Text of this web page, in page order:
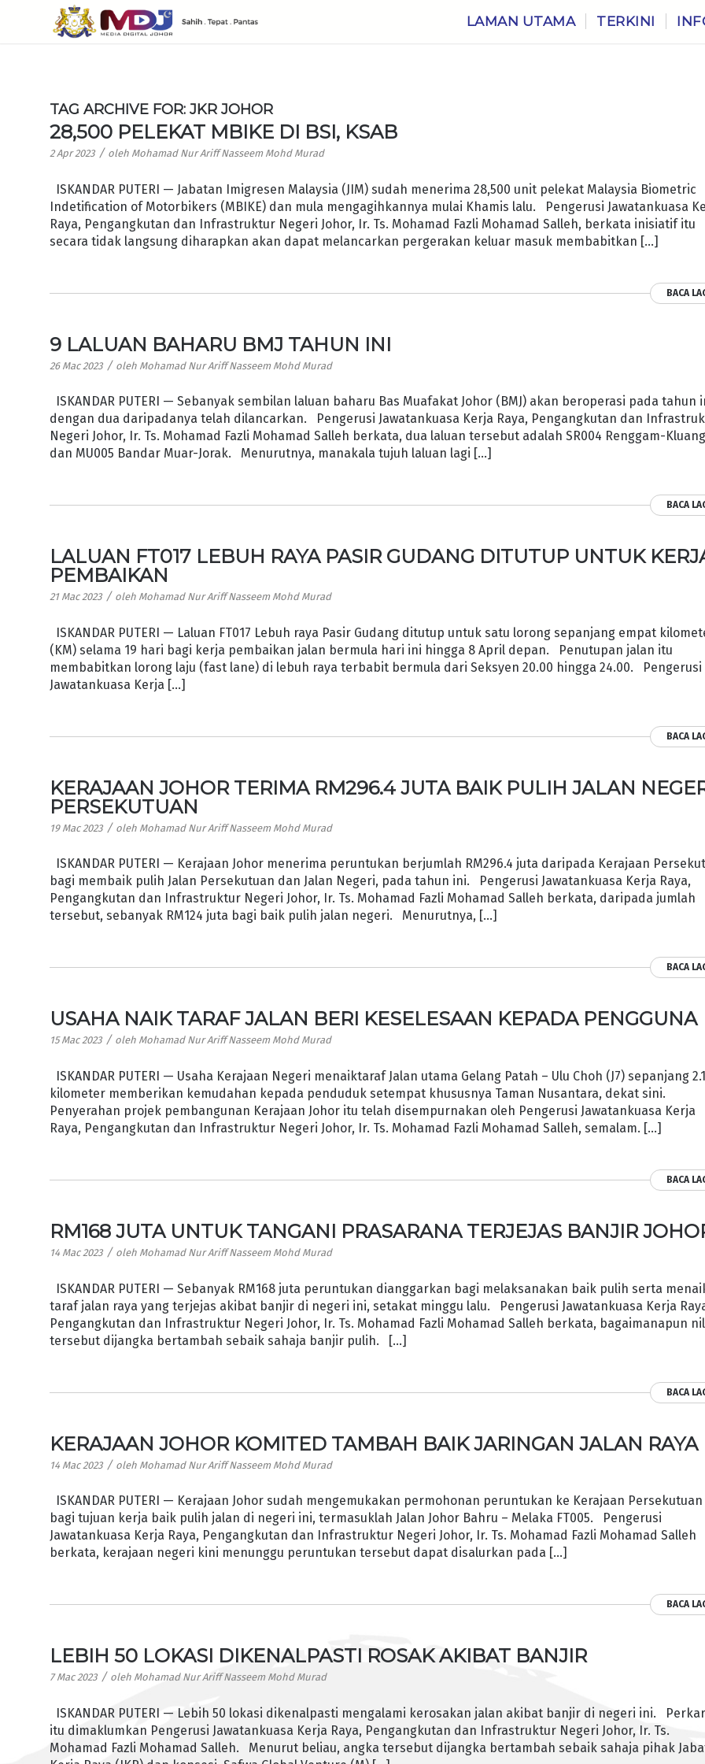
LAMAN UTAMA TERKINI
TAG ARCHIVE FOR:JKR JOHOR
28,500 PELEKAT MBIKE DI BSI, KSAB
2 Apr 2023 / oleh Mohamad Nur Ariff Nasseem Mohd Murad
ISKANDAR PUTERI — Jabatan Imigresen Malaysia (JIM) sudah menerima 28,500 unit pelekat Malaysia Biometric
Indetification of Motorbikers (MBIKE) dan mula mengagihkannya mulai Khamis lalu. Pengerusi Jawatankuasa
Raya, Pengangkutan dan Infrastruktur Negeri Johor, Ir. Ts. Mohamad Fazli Mohamad Salleh, berkata inisiatif itu
secara tidak langsung diharapkan akan dapat melancarkan pergerakan keluar masuk membabitkan […]
BACA
9 LALUAN BAHARU BMJ TAHUN INI
26 Mac 2023 / oleh Mohamad Nur Ariff Nasseem Mohd Murad
ISKANDAR PUTERI — Sebanyak sembilan laluan baharu Bas Muafakat Johor (BMJ) akan beroperasi pada tahun
dengan dua daripadanya telah dilancarkan. Pengerusi Jawatankuasa Kerja Raya, Pengangkutan dan
Negeri Johor, Ir. Ts. Mohamad Fazli Mohamad Salleh berkata, dua laluan tersebut adalah SR004 Renggam-Kluang
dan MU005 Bandar Muar-Jorak. Menurutnya, manakala tujuh laluan lagi […]
BACA
LALUAN FT017 LEBUH RAYA PASIR GUDANG DITUTUP UNTUK
PEMBAIKAN
21 Mac 2023 / oleh Mohamad Nur Ariff Nasseem Mohd Murad
ISKANDAR PUTERI — Laluan FT017 Lebuh raya Pasir Gudang ditutup untuk satu lorong sepanjang empat
(KM) selama 19 hari bagi kerja pembaikan jalan bermula hari ini hingga 8 April depan. Penutupan jalan itu
membabitkan lorong laju (fast lane) di lebuh raya terbabit bermula dari Seksyen 20.00 hingga 24.00. Pengerusi
Jawatankuasa Kerja […]
BACA
KERAJAAN JOHOR TERIMA RM296.4 JUTA BAIK PULIH JALAN
PERSEKUTUAN
19 Mac 2023 / oleh Mohamad Nur Ariff Nasseem Mohd Murad
ISKANDAR PUTERI — Kerajaan Johor menerima peruntukan berjumlah RM296.4 juta daripada Kerajaan
bagi membaik pulih Jalan Persekutuan dan Jalan Negeri, pada tahun ini. Pengerusi Jawatankuasa Kerja Raya,
Pengangkutan dan Infrastruktur Negeri Johor, Ir. Ts. Mohamad Fazli Mohamad Salleh berkata, daripada jumlah
tersebut, sebanyak RM124 juta bagi baik pulih jalan negeri. Menurutnya, […]
BACA
USAHA NAIK TARAF JALAN BERI KESELESAAN KEPADA PENGGUNA
15 Mac 2023 / oleh Mohamad Nur Ariff Nasseem Mohd Murad
ISKANDAR PUTERI — Usaha Kerajaan Negeri menaiktaraf Jalan utama Gelang Patah – Ulu Choh (J7) sepanjang
kilometer memberikan kemudahan kepada penduduk setempat khususnya Taman Nusantara, dekat sini.
Penyerahan projek pembangunan Kerajaan Johor itu telah disempurnakan oleh Pengerusi Jawatankuasa Kerja
Raya, Pengangkutan dan Infrastruktur Negeri Johor, Ir. Ts. Mohamad Fazli Mohamad Salleh, semalam. […]
BACA
RM168 JUTA UNTUK TANGANI PRASARANA TERJEJAS BANJIR
14 Mac 2023 / oleh Mohamad Nur Ariff Nasseem Mohd Murad
ISKANDAR PUTERI — Sebanyak RM168 juta peruntukan dianggarkan bagi melaksanakan baik pulih serta
taraf jalan raya yang terjejas akibat banjir di negeri ini, setakat minggu lalu. Pengerusi Jawatankuasa Kerja
Pengangkutan dan Infrastruktur Negeri Johor, Ir. Ts. Mohamad Fazli Mohamad Salleh berkata, bagaimanapun
tersebut dijangka bertambah sebaik sahaja banjir pulih. […]
BACA
KERAJAAN JOHOR KOMITED TAMBAH BAIK JARINGAN JALAN RAYA
14 Mac 2023 / oleh Mohamad Nur Ariff Nasseem Mohd Murad
ISKANDAR PUTERI — Kerajaan Johor sudah mengemukakan permohonan peruntukan ke Kerajaan Persekutuan
bagi tujuan kerja baik pulih jalan di negeri ini, termasuklah Jalan Johor Bahru – Melaka FT005. Pengerusi
Jawatankuasa Kerja Raya, Pengangkutan dan Infrastruktur Negeri Johor, Ir. Ts. Mohamad Fazli Mohamad Salleh
berkata, kerajaan negeri kini menunggu peruntukan tersebut dapat disalurkan pada […]
BACA
LEBIH 50 LOKASI DIKENALPASTI ROSAK AKIBAT BANJIR
7 Mac 2023 / oleh Mohamad Nur Ariff Nasseem Mohd Murad
ISKANDAR PUTERI — Lebih 50 lokasi dikenalpasti mengalami kerosakan jalan akibat banjir di negeri ini.
itu dimaklumkan Pengerusi Jawatankuasa Kerja Raya, Pengangkutan dan Infrastruktur Negeri Johor, Ir. Ts.
Mohamad Fazli Mohamad Salleh. Menurut beliau, angka tersebut dijangka bertambah sebaik sahaja pihak